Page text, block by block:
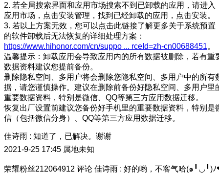
2. 若全局搜索界面和应用市场搜索不到已卸载的应用，请进入
应用市场，点击安装管理，找到已经卸载的应用，点击安装。
3. 若以上方案无效，您可以点击此链接了解更多关于系统预置
的软件卸载后无法恢复的详细处理方案：
https://www.hihonor.com/cn/suppo ... rceId=zh-cn00688451。
温馨提示：卸载应用会导致应用内的所有数据被删除，若有重
数据资料建议您提前备份。
删除隐私空间、多用户将会删除您隐私空间、多用户中的所有
据，请您谨慎操作。建议在删除前备份好隐私空间、多用户里
重要数据资料，特别是微信、QQ等第三方应用数据迁移。
恢复出厂设置前建议您备份好手机里的重要数据资料，特别是
信（包括微信分身）、QQ等第三方应用数据迁移。
佳诗雨 : 知道了，已解决。谢谢
2021-9-25 17:45 属地未知
荣耀粉丝212064912 评论 佳诗雨 : 好的哟，不客气哈(๑╹◡╹)